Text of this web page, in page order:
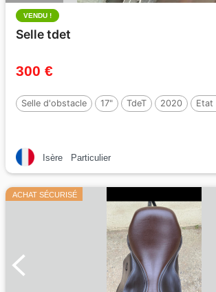
VENDU !
Selle tdet
300 €
Selle d'obstacle 17" TdeT 2020 Etat
Isère Particulier
ACHAT SÉCURISÉ